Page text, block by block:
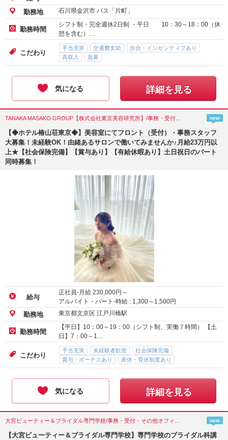
勤務地 石川県金沢市 バス「片町」
勤務時間
シフト制・完全週休2日制 ・平日 10：30～18：00（休
憩を含む）…
こだわり
手当充実 交通費支給
歩合・インセンティブあり
高収入
急募
気になる 詳細を見る
new
【◆ホテル椿山荘東京◆】美容室にてフロント（受付）・事務スタッフ
大募集！未経験OK！由緒あるサロンで働いてみませんか♪月給23万円以
上★【社会保険完備】【賞与あり】【有給休暇あり】土日祝日のパート
同時募集！
給与
正社員-月給 230,000円～
アルバイト・パート-時給 : 1,300～ 1,500円
勤務地 東京都文京区 江戸川橋駅
勤務時間
【平日】10：00～19：00（シフト制、実働７時間） 【土
日】7：00～1…
こだわり
手当充実 未経験者歓迎
社会保険完備
賞与・ボーナスあり
産休・育休制度あり
気になる 詳細を見る
new
【大宮ビューティー＆ブライダル専門学校】専門学校のブライダル科講